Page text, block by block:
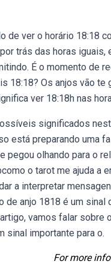
ver o horário 18:18
trás das horas
É o momento de
18:18? Os anjos vão
ver 18:18h nas
significados
está preparando uma
pegou olhando para o
o tarot me ajuda a
a interpretar
de anjo 1818 é um
vamos falar
sinal importante para o.
For more